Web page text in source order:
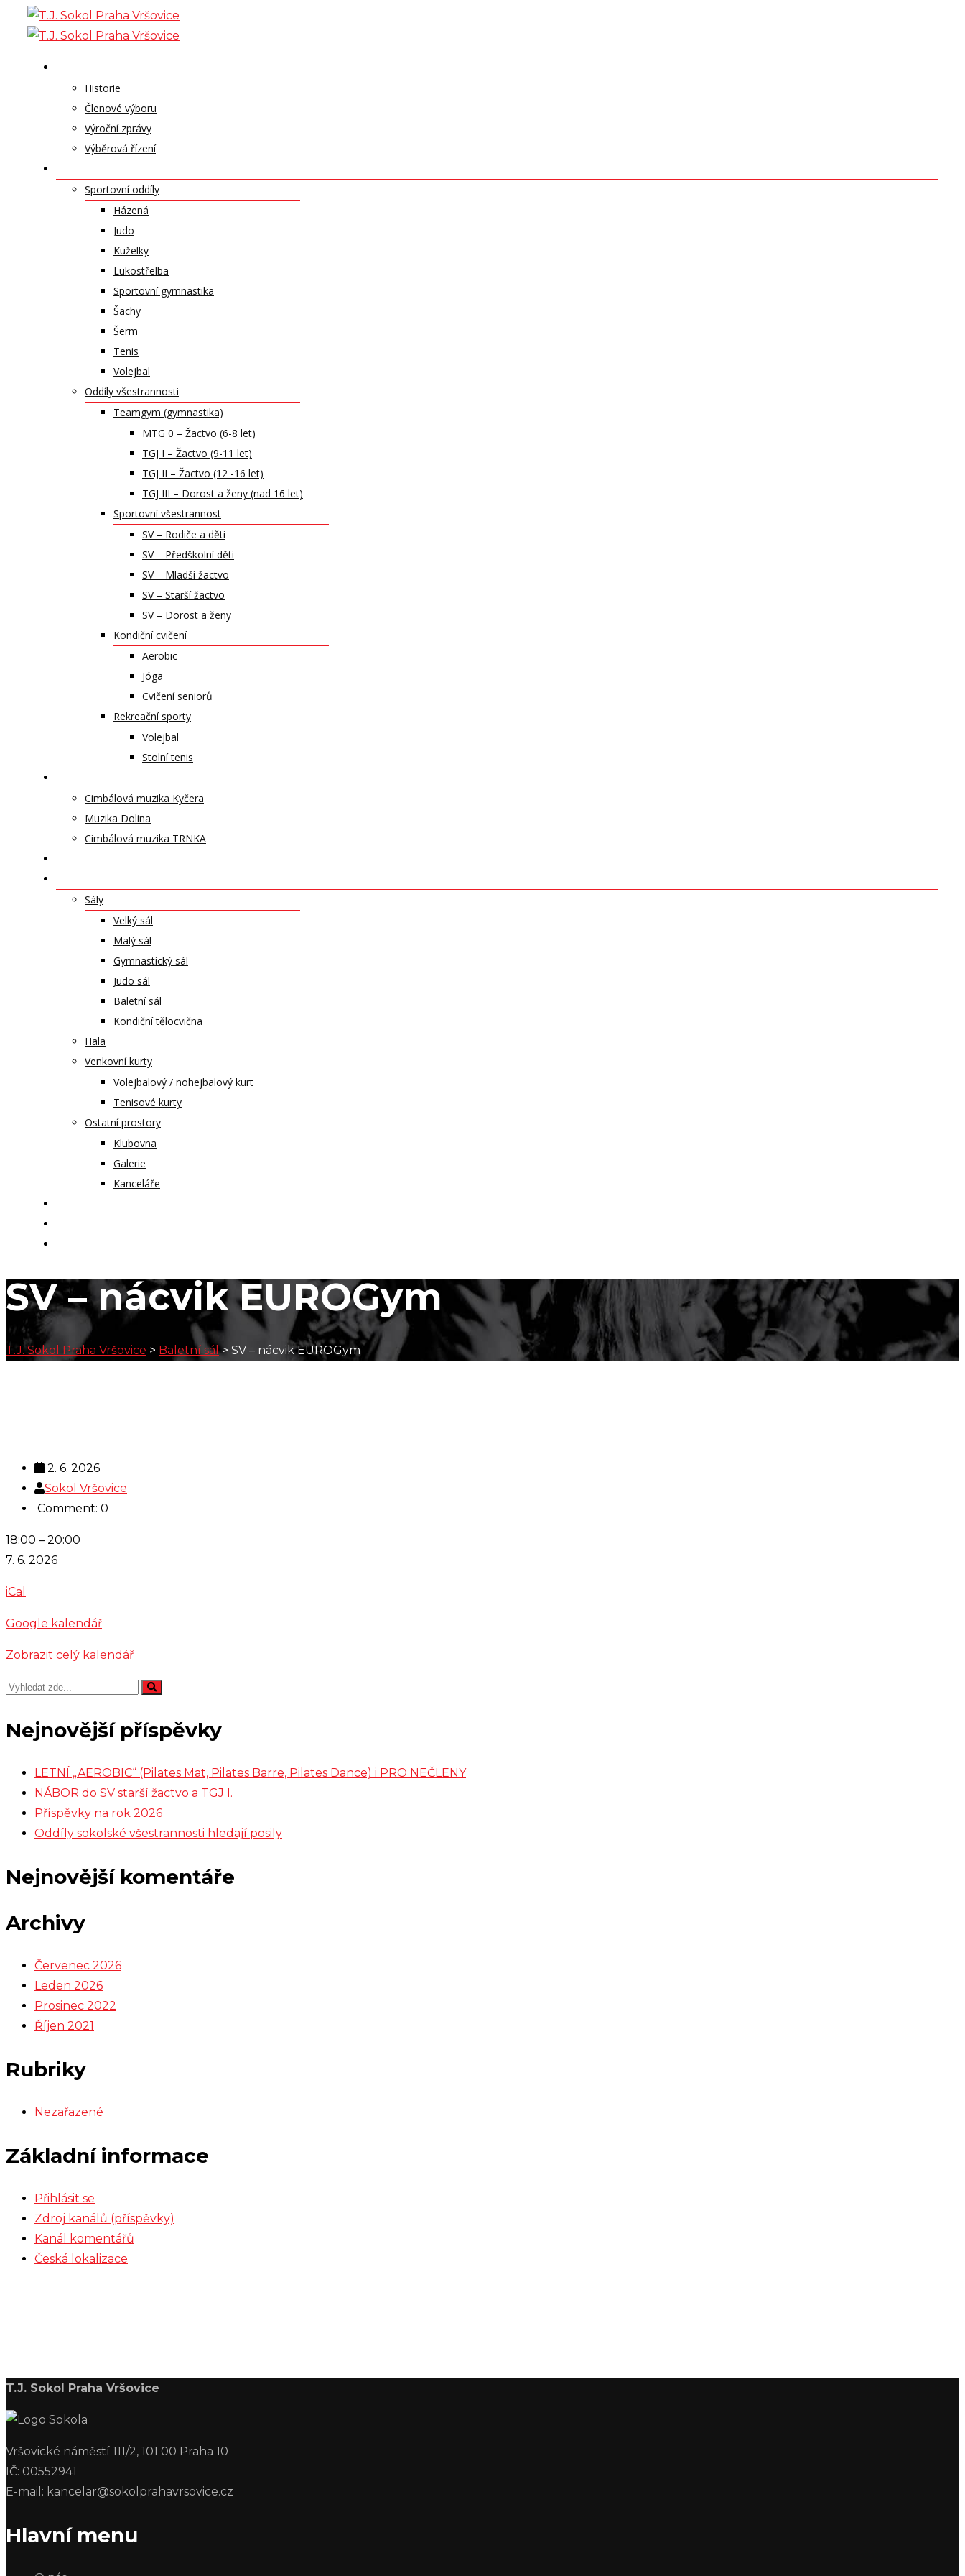
Skip
Historie
Členové výboru
Výroční zprávy
Výběrová řízení
Sportovní oddíly
Házená
Judo
Kuželky
Lukostřelba
Sportovní gymnastika
Šachy
Šerm
Tenis
Volejbal
Oddíly všestrannosti
Teamgym (gymnastika)
MTG 0 – Žactvo (6-8 let)
TGJ I – Žactvo (9-11 let)
TGJ II – Žactvo (12 -16 let)
TGJ III – Dorost a ženy (nad 16 let)
Sportovní všestrannost
SV – Rodiče a děti
SV – Předškolní děti
SV – Mladší žactvo
SV – Starší žactvo
SV – Dorost a ženy
Kondiční cvičení
Aerobic
Jóga
Cvičení seniorů
Rekreační sporty
Volejbal
Stolní tenis
Cimbálová muzika Kyčera
Muzika Dolina
Cimbálová muzika TRNKA
Sály
Velký sál
Malý sál
Gymnastický sál
Judo sál
Baletní sál
Kondiční tělocvična
Hala
Venkovní kurty
Volejbalový / nohejbalový kurt
Tenisové kurty
Ostatní prostory
Klubovna
Galerie
Kanceláře
SV – nácvik EUROGym
T.J. Sokol Praha Vršovice > Baletní sál> SV – nácvik EUROGym
2. 6. 2026
Sokol Vršovice
Comment: 0
SV
-
EUROGym
18:00 – 20:00
7. 6. 2026
iCal
Google kalendář
Zobrazit celý kalendář
Nejnovější příspěvky
LETNÍ „AEROBIC“ (Pilates Mat, Pilates Barre, Pilates Dance) i PRO NEČLENY
NÁBOR do SV starší žactvo a TGJ I.
Příspěvky na rok 2026
Oddíly sokolské všestrannosti hledají posily
Nejnovější komentáře
Archivy
Červenec 2026
Leden 2026
Prosinec 2022
Říjen 2021
Rubriky
Nezařazené
Základní informace
Přihlásit se
Zdroj kanálů (příspěvky)
Kanál komentářů
Česká lokalizace
T.J. Sokol Praha Vršovice
Vršovické náměstí 111/2, 101 00 Praha 10
IČ: 00552941
E-mail: kancelar@sokolprahavrsovice.cz
Hlavní menu